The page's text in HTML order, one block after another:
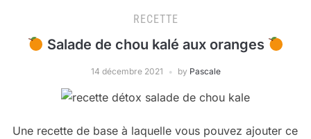
RECETTE
Salade de chou kalé aux oranges
14 décembre 2021 by Pascale
Une recette de base à laquelle vous pouvez ajouter ce